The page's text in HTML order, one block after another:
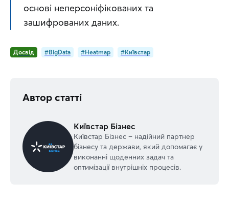
основі неперсоніфікованих та
зашифрованих даних.
Досвід #BigData #Heatmap #Київстар
Автор статті
Київстар Бізнес
Київстар Бізнес – надійний партнер
бізнесу та держави, який допомагає у
виконанні щоденних задач та
оптимізації внутрішніх процесів.